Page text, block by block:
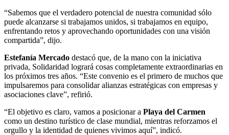
“Sabemos que el verdadero potencial de nuestra comunidad sólo
puede alcanzarse si trabajamos unidos, si trabajamos en equipo,
enfrentando retos y aprovechando oportunidades con una visión
compartida”, dijo.
Estefanía Mercado destacó que, de la mano con la iniciativa
privada, Solidaridad logrará cosas completamente extraordinarias en
los próximos tres años. “Este convenio es el primero de muchos que
impulsaremos para consolidar alianzas estratégicas con empresas y
asociaciones clave”, refirió.
“El objetivo es claro, vamos a posicionar a Playa del Carmen
como un destino turístico de clase mundial, mientras reforzamos el
orgullo y la identidad de quienes vivimos aquí”, indicó.